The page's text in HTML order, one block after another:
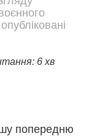
6 хв
попередню